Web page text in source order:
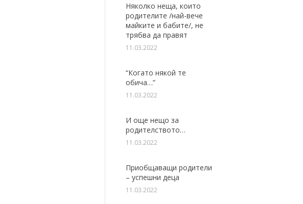
Няколко неща, които
родителите /най-вече
майките и бабите/, не
трябва да правят
11.03.2022
“Когато някой те
обича…”
11.03.2022
И още нещо за
родителството…
11.03.2022
Приобщаващи родители
– успешни деца
11.03.2022